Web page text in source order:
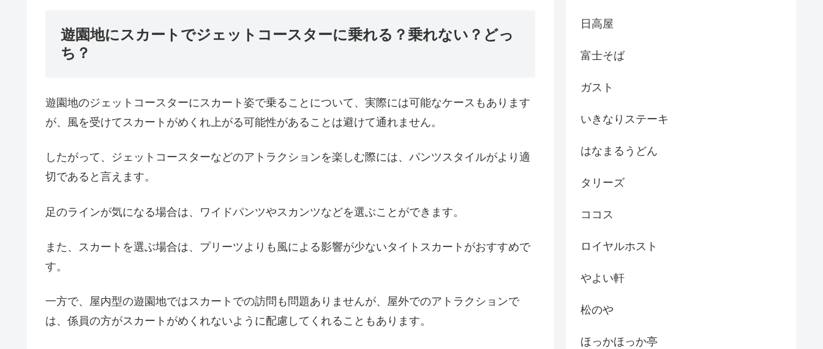
遊園地にスカートでジェットコースターに乗れる？乗れない？どっ
ち？
遊園地のジェットコースターにスカート姿で乗ることについて、実際には可能なケースもあります
が、風を受けてスカートがめくれ上がる可能性があることは避けて通れません。
したがって、ジェットコースターなどのアトラクションを楽しむ際には、パンツスタイルがより適
切であると言えます。
足のラインが気になる場合は、ワイドパンツやスカンツなどを選ぶことができます。
また、スカートを選ぶ場合は、プリーツよりも風による影響が少ないタイトスカートがおすすめで
す。
一方で、屋内型の遊園地ではスカートでの訪問も問題ありませんが、屋外でのアトラクションで
は、係員の方がスカートがめくれないように配慮してくれることもあります。
日高屋
富士そば
ガスト
いきなりステーキ
はなまるうどん
タリーズ
ココス
ロイヤルホスト
やよい軒
松のや
ほっかほっか亭